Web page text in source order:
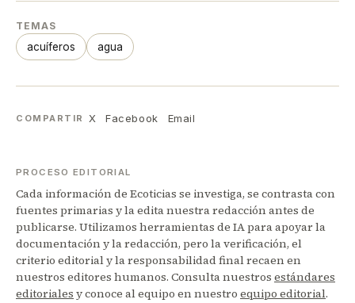
TEMAS
acuíferos agua
COMPARTIR X Facebook Email
PROCESO EDITORIAL
Cada información de Ecoticias se investiga, se contrasta con
fuentes primarias y la edita nuestra redacción antes de
publicarse. Utilizamos herramientas de IA para apoyar la
documentación y la redacción, pero la verificación, el
criterio editorial y la responsabilidad final recaen en
nuestros editores humanos. Consulta nuestros estándares
editoriales y conoce al equipo en nuestro equipo editorial.